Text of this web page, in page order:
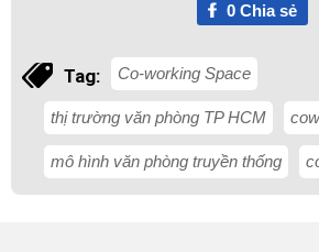
0Chia sẻ
Tag: Co-working Space
thị trường văn phòng TP HCM
mô hình văn phòng truyền thống